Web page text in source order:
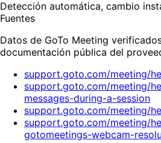
Detección automática, cambio
Fuentes
Datos de GoTo Meeting
documentación pública del
support.goto.com/meeting/
support.goto.com/meeting/
messages-during-a-session
support.goto.com/meeting/
support.goto.com/meeting/
gotomeetings-webcam-